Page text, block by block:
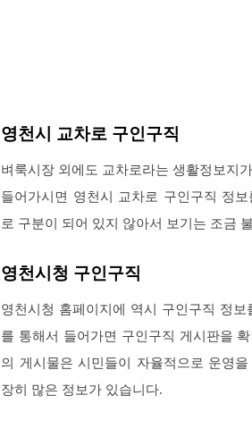
영천시 교차로 구인구직
벼룩시장 외에도 교차로라는 생활정보지
들어가시면 영천시 교차로 구인구직 정
로 구분이 되어 있지 않아서 보기는 조금
영천시청 구인구직
영천시청 홈페이지에 역시 구인구직 정보
를 통해서 들어가면 구인구직 게시판을
의 게시물은 시민들이 자율적으로 운영
장히 많은 정보가 있습니다.